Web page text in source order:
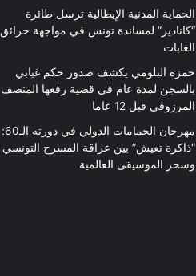
الحماية المدنية الإيطالية ترسل طائرة
“كانادير” لمساندة تونس في مواجهة حرائق
الغابات
حمزة البلومي يكشف صدور حكم غيابي
بالسجن لمدة عام في قضية رفعها المنصف
المرزوقي قبل 12 عاما
مهرجان الحمامات الدولي في دورته الـ60:
“ذاكرة تعيش” بين عراقة المسرح التونسي
وسحر الموسيقى العالمية